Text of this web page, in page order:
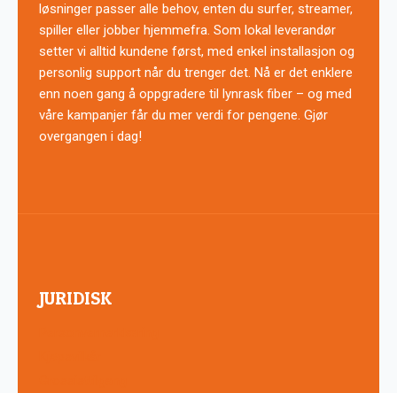
løsninger passer alle behov, enten du surfer, streamer,
spiller eller jobber hjemmefra. Som lokal leverandør
setter vi alltid kundene først, med enkel installasjon og
personlig support når du trenger det. Nå er det enklere
enn noen gang å oppgradere til lynrask fiber – og med
våre kampanjer får du mer verdi for pengene. Gjør
overgangen i dag!
JURIDISK